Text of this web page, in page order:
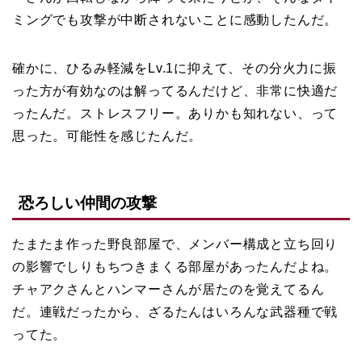
ミングでも攻撃が中断されないことに感動したんだ。
確かに、ひるみ軽減をLv.1に抑えて、その分火力に振
った方が有効なのは解ってるんだけど、非常に快適だ
ったんだ。ストレスフリー。ありかも知れない、って
思った。可能性を感じたんだ。
恐ろしい仲間の攻撃
たまたま作った野良部屋で、メンバー構成と立ち回り
の影響でしりもちつきまくる部屋があったんだよね。
チャアクさんとハンマーさんが居たのを覚えてるん
だ。連戦だったから、ざるたんはいろんな武器種で戦
ってた。